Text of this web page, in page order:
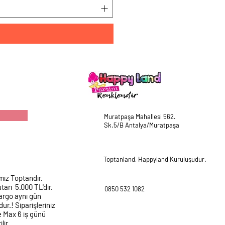
Toptandır.
5.000 TL'dir.
aynı gün
Siparişleriniz
Max 6 iş günü
Muratpaşa Mahallesi 562.
Sk.5/B Antalya/Muratpaşa
Toptanland, Happyland Kuruluşudur.
0850 532 1082